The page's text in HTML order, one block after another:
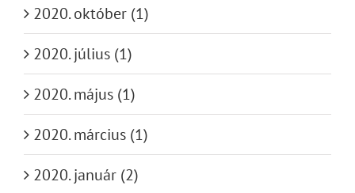
2020. október (1)
2020. július (1)
2020. május (1)
2020. március (1)
2020. január (2)